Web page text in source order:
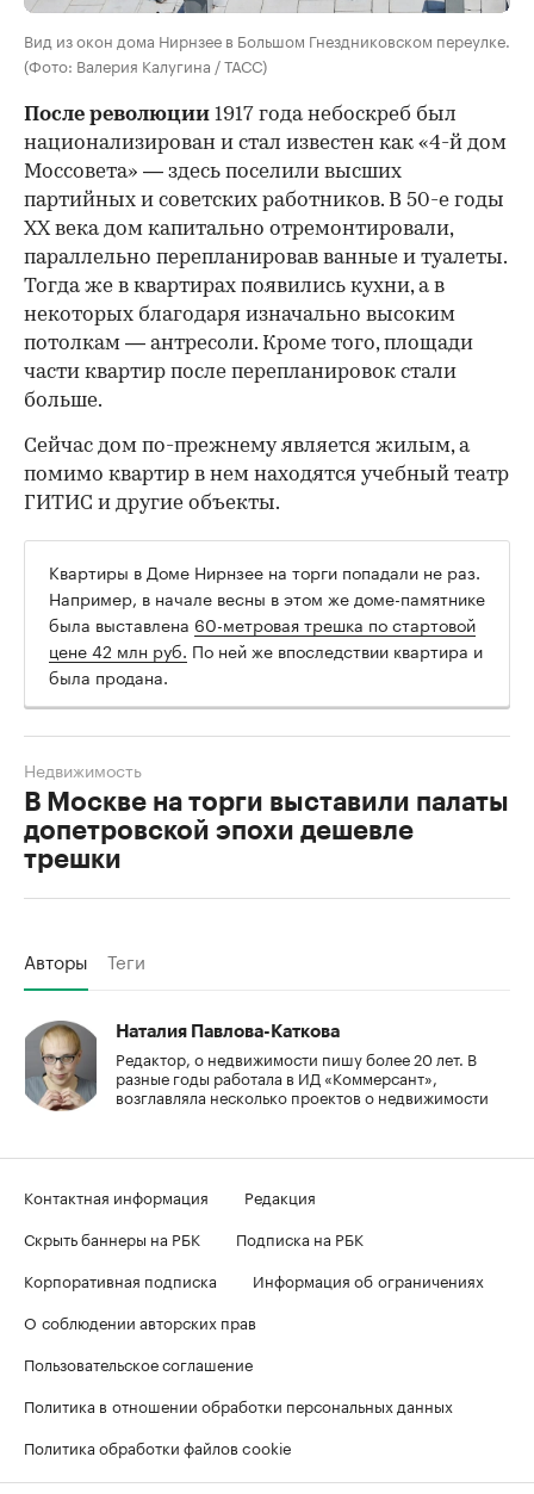
Вид из окон дома Нирнзее в Большом Гнездниковском переулке.
(Фото: Валерия Калугина / ТАСС)
После революции 1917 года небоскреб был
национализирован и стал известен как «4-й дом
Моссовета» — здесь поселили высших
партийных и советских работников. В 50-е годы
ХХ века дом капитально отремонтировали,
параллельно перепланировав ванные и туалеты.
Тогда же в квартирах появились кухни, а в
некоторых благодаря изначально высоким
потолкам — антресоли. Кроме того, площади
части квартир после перепланировок стали
больше.
Сейчас дом по-прежнему является жилым, а
помимо квартир в нем находятся учебный театр
ГИТИС и другие объекты.
Квартиры в Доме Нирнзее на торги попадали не раз.
Например, в начале весны в этом же доме-памятнике
была выставлена 60-метровая трешка по стартовой
цене 42 млн руб. По ней же впоследствии квартира и
была продана.
В Москве на торги выставили палаты
допетровской эпохи дешевле
трешки
Недвижимость
Авторы Теги
Наталия Павлова-Каткова
Редактор, о недвижимости пишу более 20 лет. В
разные годы работала в ИД «Коммерсант»,
возглавляла несколько проектов о недвижимости
Контактная информация
Редакция
Скрыть баннеры на РБК
Подписка на РБК
Корпоративная подписка
Информация об ограничениях
О соблюдении авторских прав
Пользовательское соглашение
Политика в отношении обработки персональных данных
Политика обработки файлов cookie